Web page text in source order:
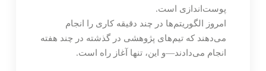
پوست‌اندازی است.
امروز الگوریتم‌ها در چند دقیقه کاری را انجام
می‌دهند که تیم‌های پژوهشی در گذشته در چند هفته
انجام می‌دادند—و این، تنها آغاز راه است.